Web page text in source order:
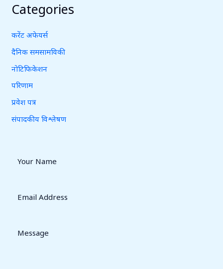
Categories
करेंट अफेयर्स
दैनिक समसामयिकी
नोटिफिकेशन
परिणाम
प्रवेश पत्र
संपादकीय विश्लेषण